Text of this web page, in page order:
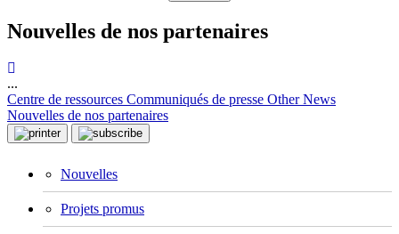
Nouvelles de nos partenaires
...
Centre de ressources Communiqués de presse Other News
Nouvelles de nos partenaires
Nouvelles
Projets promus